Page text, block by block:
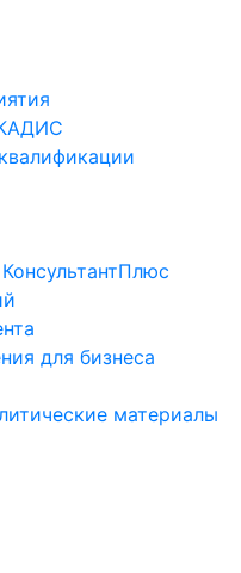
для бизнеса
материалы